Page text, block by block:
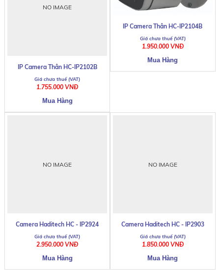
NO IMAGE
IP Camera Thân HC-IP2102B
1.755.000 VNĐ
IP Camera Thân HC-IP2104B
1.950.000 VNĐ
NO IMAGE
Camera Haditech HC - IP2924
2.950.000 VNĐ
NO IMAGE
Camera Haditech HC - IP2903
1.850.000 VNĐ